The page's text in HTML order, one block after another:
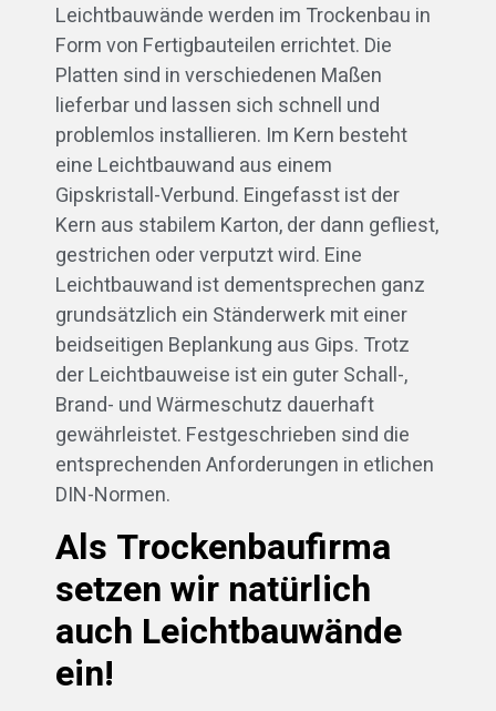
Leichtbauwände werden im Trockenbau in
Form von Fertigbauteilen errichtet. Die
Platten sind in verschiedenen Maßen
lieferbar und lassen sich schnell und
problemlos installieren. Im Kern besteht
eine Leichtbauwand aus einem
Gipskristall-Verbund. Eingefasst ist der
Kern aus stabilem Karton, der dann gefliest,
gestrichen oder verputzt wird. Eine
Leichtbauwand ist dementsprechen ganz
grundsätzlich ein Ständerwerk mit einer
beidseitigen Beplankung aus Gips. Trotz
der Leichtbauweise ist ein guter Schall-,
Brand- und Wärmeschutz dauerhaft
gewährleistet. Festgeschrieben sind die
entsprechenden Anforderungen in etlichen
DIN-Normen.
Als Trockenbaufirma
setzen wir natürlich
auch Leichtbauwände
ein!